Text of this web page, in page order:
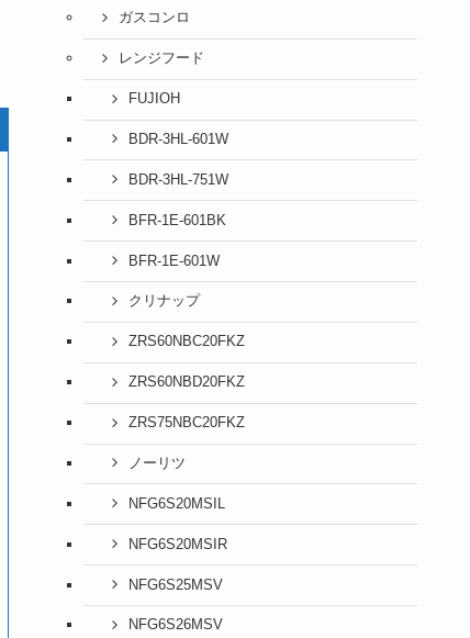
ガスコンロ
レンジフード
FUJIOH
BDR-3HL-601W
BDR-3HL-751W
BFR-1E-601BK
BFR-1E-601W
クリナップ
ZRS60NBC20FKZ
ZRS60NBD20FKZ
ZRS75NBC20FKZ
ノーリツ
NFG6S20MSIL
NFG6S20MSIR
NFG6S25MSV
NFG6S26MSV